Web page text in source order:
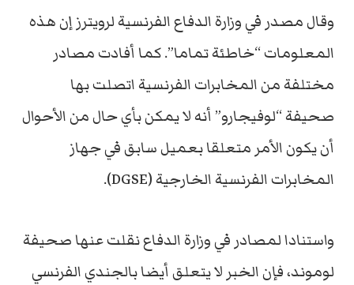
وقال مصدر في وزارة الدفاع الفرنسية لرويترز إن هذه
المعلومات “خاطئة تماما”. كما أفادت مصادر
مختلفة من المخابرات الفرنسية اتصلت بها
صحيفة “لوفيجارو” أنه لا يمكن بأي حال من الأحوال
أن يكون الأمر متعلقا بعميل سابق في جهاز
المخابرات الفرنسية الخارجية (DGSE).
واستنادا لمصادر في وزارة الدفاع نقلت عنها صحيفة
لوموند، فإن الخبر لا يتعلق أيضا بالجندي الفرنسي